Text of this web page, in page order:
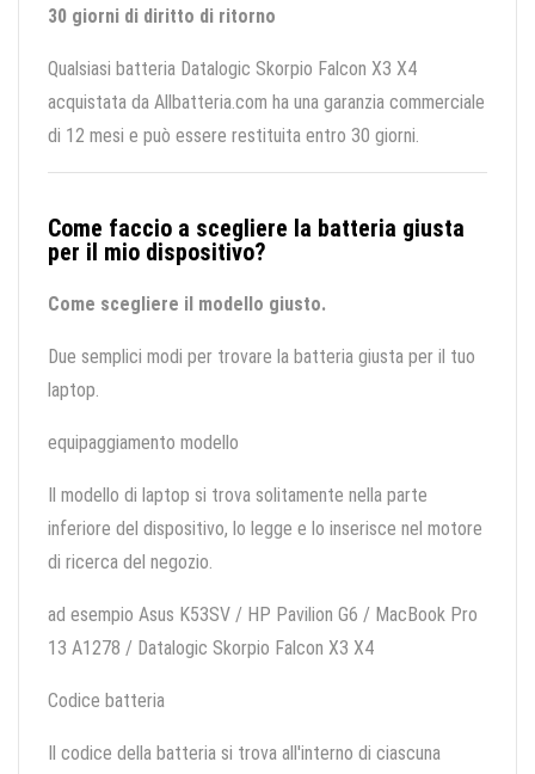
30 giorni di diritto di ritorno
Qualsiasi batteria Datalogic Skorpio Falcon X3 X4
acquistata da Allbatteria.com ha una garanzia commerciale
di 12 mesi e può essere restituita entro 30 giorni.
Come faccio a scegliere la batteria giusta
per il mio dispositivo?
Come scegliere il modello giusto.
Due semplici modi per trovare la batteria giusta per il tuo
laptop.
equipaggiamento modello
Il modello di laptop si trova solitamente nella parte
inferiore del dispositivo, lo legge e lo inserisce nel motore
di ricerca del negozio.
ad esempio Asus K53SV / HP Pavilion G6 / MacBook Pro
13 A1278 / Datalogic Skorpio Falcon X3 X4
Codice batteria
Il codice della batteria si trova all'interno di ciascuna